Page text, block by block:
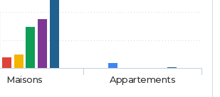
Maisons Appartements